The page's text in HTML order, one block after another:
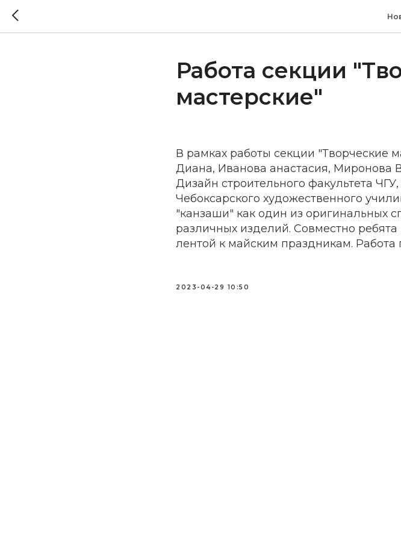
Работа секции
мастерские"
В рамках работы секции "Творческие
Диана, Иванова анастасия, Миронова
Дизайн строительного факультета
Чебоксарского художественного
"канзаши" как один из оригинальных
различных изделий. Совместно
лентой к майским праздникам.
2023-04-29 10:50